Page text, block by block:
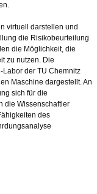
virtuell darstellen und
die Risikobeurteilung
die Möglichkeit, die
zu nutzen. Die
Labor der TU Chemnitz
Maschine dargestellt. An
sich für die
die Wissenschaftler
des